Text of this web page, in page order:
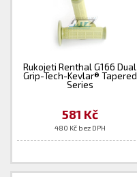
Rukojeti Renthal G166 Dual
Grip-Tech-Kevlar® Tapered
Series
581 Kč
480 Kč bez DPH